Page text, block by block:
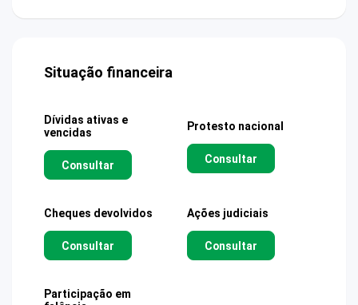
Situação financeira
Dívidas ativas e
vencidas
Consultar
Protesto nacional
Consultar
Cheques devolvidos
Consultar
Ações judiciais
Consultar
Participação em